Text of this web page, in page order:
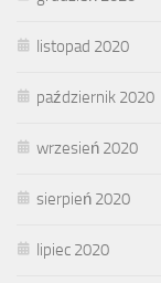
listopad 2020
październik 2020
wrzesień 2020
sierpień 2020
lipiec 2020